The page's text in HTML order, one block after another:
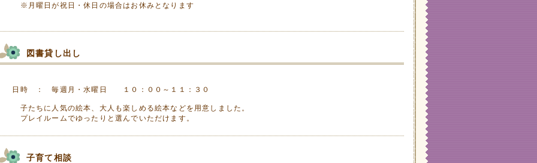
※月曜日が祝日・休日の場合はお休みとなります
図書貸し出し
日時 ： 毎週月・水曜日 １０：００～１１：３０
子たちに人気の絵本、大人も楽しめる絵本などを用意しました。
プレイルームでゆったりと選んでいただけます。
子育て相談